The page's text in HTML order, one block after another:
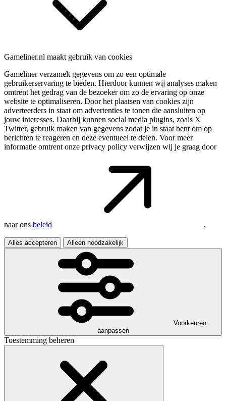
Gameliner.nl maakt gebruik van cookies
Gameliner verzamelt gegevens om zo een optimale
gebruikerservaring te bieden. Hierdoor kunnen wij analyses maken
omtrent het gedrag van de bezoeker om zo de ervaring op onze
website te optimaliseren. Door het plaatsen van cookies zijn
adverteerders in staat om advertenties te tonen die aansluiten op
jouw interesses. Daarbij kunnen social media plugins, zoals X
Twitter, gebruik maken van gegevens zodat je in staat bent om op
berichten te reageren en deze eventueel te delen. Voor meer
informatie omtrent onze privacy policy verwijzen wij je graag door
naar ons beleid .
Alles accepteren Alleen noodzakelijk
Voorkeuren
aanpassen
Toestemming beheren